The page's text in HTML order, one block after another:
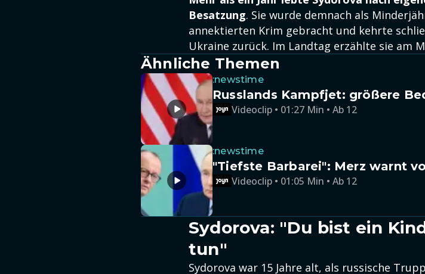
Besatzung. Sie wurde demnach als
annektierten Krim gebracht und kehrte
Ukraine zurück. Im Landtag erzählte sie am
Ähnliche Themen
:newstime
Russlands Kampfjet: größere
Videoclip • 01:27 Min • Ab 12
:newstime
"Tiefste Barbarei": Merz warnt
Videoclip • 01:05 Min • Ab 12
Sydorova: "Du bist ein
tun"
Sydorova war 15 Jahre alt, als russische